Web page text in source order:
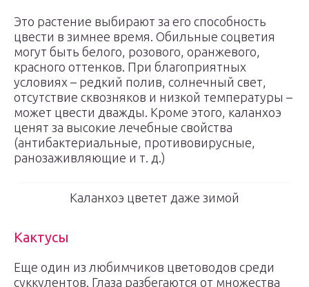
Это растение выбирают за его способность
цвести в зимнее время. Обильные соцветия
могут быть белого, розового, оранжевого,
красного оттенков. При благоприятных
условиях – редкий полив, солнечный свет,
отсутствие сквозняков и низкой температуры –
может цвести дважды. Кроме этого, каланхоэ
ценят за высокие лечебные свойства
(антибактериальные, противовирусные,
ранозаживляющие и т. д.)
Каланхоэ цветет даже зимой
Кактусы
Еще один из любимчиков цветоводов среди
суккулентов. Глаза разбегаются от множества